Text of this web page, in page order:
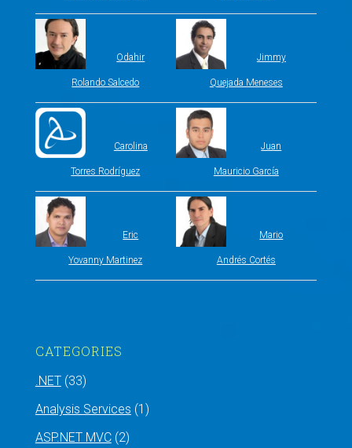
Odahir
Rolando Salcedo
Jimmy
Quejada Meneses
Carolina
Torres Rodríguez
Juan
Mauricio García
Eric
Yovanny Martinez
Mario
Andrés Cortés
CATEGORIES
.NET(33)
Analysis Services (1)
ASP.NET MVC(2)